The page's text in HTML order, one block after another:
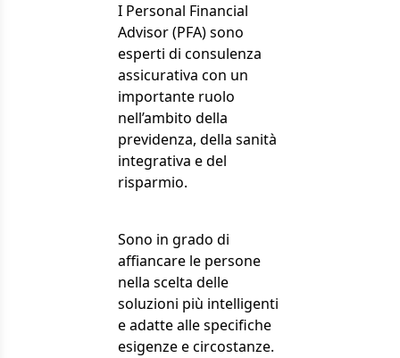
I Personal Financial
Advisor (PFA) sono
esperti di consulenza
assicurativa con un
importante ruolo
nell’ambito della
previdenza, della sanità
integrativa e del
risparmio.
Sono in grado di
affiancare le persone
nella scelta delle
soluzioni più intelligenti
e adatte alle specifiche
esigenze e circostanze.